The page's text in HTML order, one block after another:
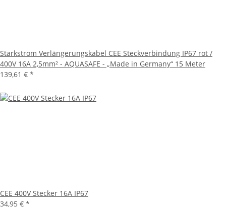
Starkstrom Verlängerungskabel CEE Steckverbindung IP67 rot /
400V 16A 2,5mm² - AQUASAFE - „Made in Germany“ 15 Meter
139,61 € *
CEE 400V Stecker 16A IP67
34,95 € *